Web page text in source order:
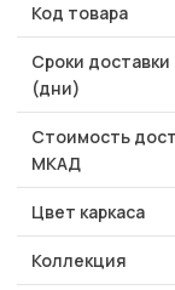
Код товара
Сроки
(дни)
Стоимость
МКАД
Цвет каркаса
Коллекция